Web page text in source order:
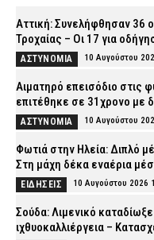
Αττική: Συνελήφθησαν 36
Τροχαίας – Οι 17 για
ΑΣΤΥΝΟΜΙΑ 10 Αυγούστου
Αιματηρό επεισόδιο στις
επιτέθηκε σε 31χρονο με
ΑΣΤΥΝΟΜΙΑ 10 Αυγούστου
Φωτιά στην Ηλεία: Διπλό
Στη μάχη δέκα εναέρια
ΕΙΔΗΣΕΙΣ 10 Αυγούστου 2026
Σούδα: Λιμενικό
ιχθυοκαλλιέργεια –